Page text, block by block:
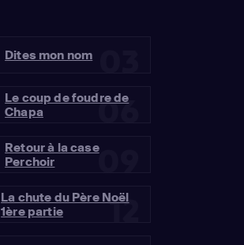
Dites mon nom
06
Le coup de foudre de
Chapa
09
Retour à la case
Perchoir
12
La chute du Père Noël
1ère partie